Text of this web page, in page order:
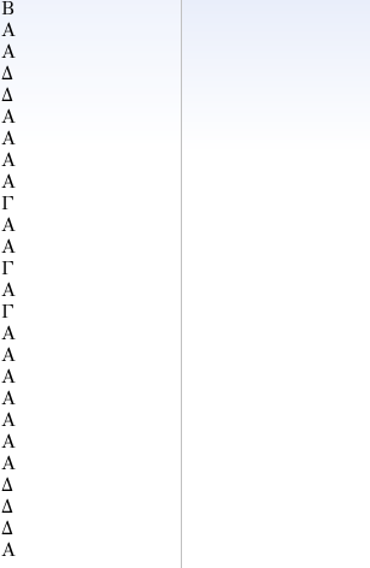
Β
Α
Α
Δ
Δ
Α
Α
Α
Α
Γ
Α
Α
Γ
Α
Γ
Α
Α
Α
Α
Α
Α
Α
Δ
Δ
Δ
Α